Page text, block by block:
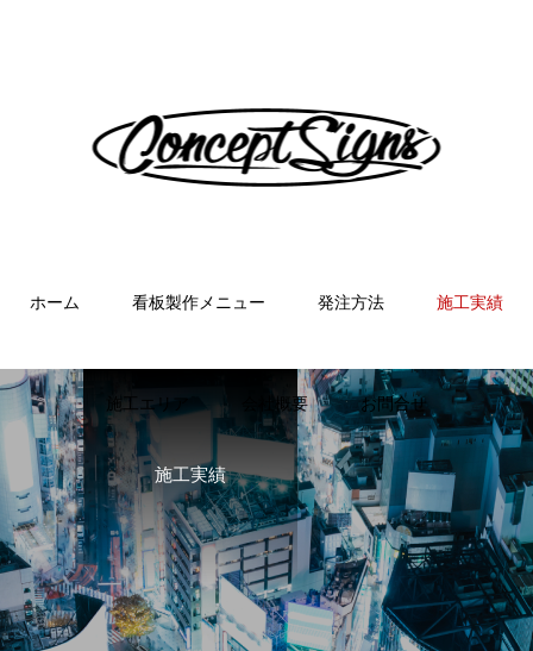
ホーム 看板製作メニュー 発注方法 施工実績
施工エリア 会社概要 お問合せ
施工実績